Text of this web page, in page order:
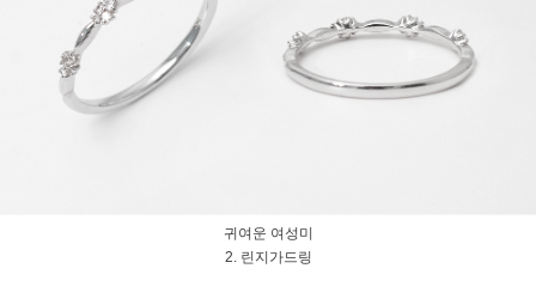
귀여운 여성미
2. 린지가드링